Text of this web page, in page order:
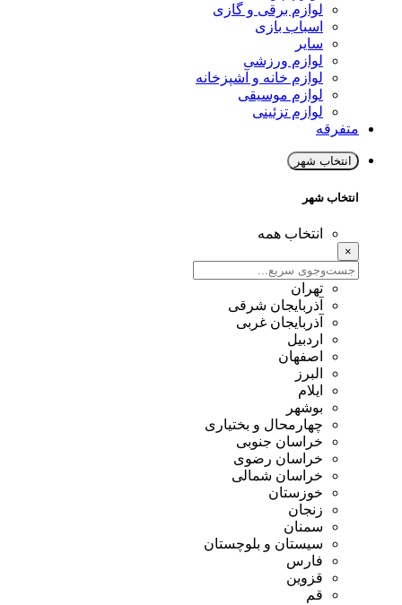
لوازم برقی و گازی
اسباب بازی
سایر
لوازم ورزشی
لوازم خانه و آشپزخانه
لوازم موسیقی
لوازم تزئینی
متفرقه
انتخاب شهر
انتخاب شهر
انتخاب همه
×
تهران
آذربایجان شرقی
آذربایجان غربی
اردبیل
اصفهان
البرز
ایلام
بوشهر
چهارمحال و بختیاری
خراسان جنوبی
خراسان رضوی
خراسان شمالی
خوزستان
زنجان
سمنان
سیستان و بلوچستان
فارس
قزوین
قم